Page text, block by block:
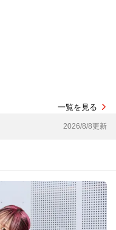
一覧を見る
2026/8/8更新